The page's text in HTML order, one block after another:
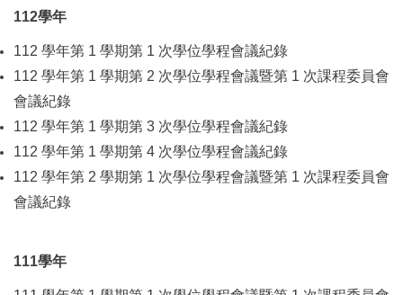
112學年
112 學年第 1 學期第 1 次學位學程會議紀錄
112 學年第 1 學期第 2 次學位學程會議暨第 1 次課程委員會
會議紀錄
112 學年第 1 學期第 3 次學位學程會議紀錄
112 學年第 1 學期第 4 次學位學程會議紀錄
112 學年第 2 學期第 1 次學位學程會議暨第 1 次課程委員會
會議紀錄
111學年